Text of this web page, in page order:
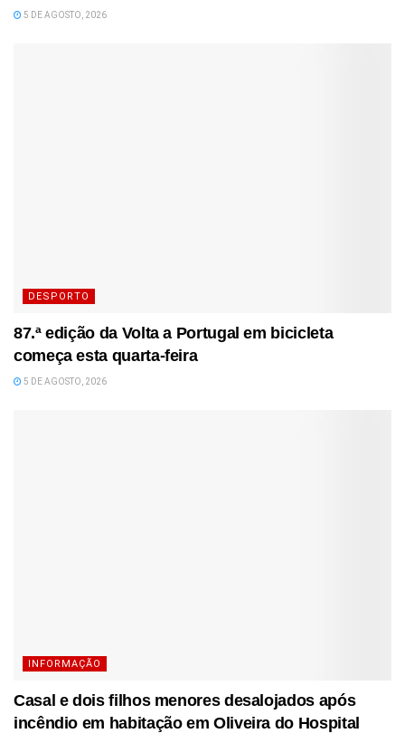
5 DE AGOSTO, 2026
DESPORTO
87.ª edição da Volta a Portugal em bicicleta
começa esta quarta-feira
5 DE AGOSTO, 2026
INFORMAÇÃO
Casal e dois filhos menores desalojados após
incêndio em habitação em Oliveira do Hospital